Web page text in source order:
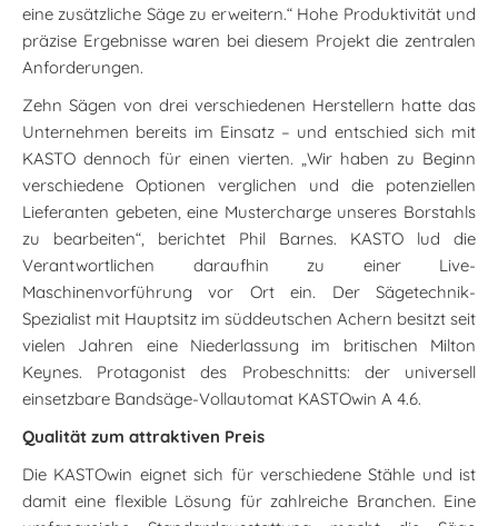
eine zusätzliche Säge zu erweitern.“ Hohe Produktivität und
präzise Ergebnisse waren bei diesem Projekt die zentralen
Anforderungen.
Zehn Sägen von drei verschiedenen Herstellern hatte das
Unternehmen bereits im Einsatz – und entschied sich mit
KASTO dennoch für einen vierten. „Wir haben zu Beginn
verschiedene Optionen verglichen und die potenziellen
Lieferanten gebeten, eine Mustercharge unseres Borstahls
zu bearbeiten“, berichtet Phil Barnes. KASTO lud die
Verantwortlichen daraufhin zu einer Live-
Maschinenvorführung vor Ort ein. Der Sägetechnik-
Spezialist mit Hauptsitz im süddeutschen Achern besitzt seit
vielen Jahren eine Niederlassung im britischen Milton
Keynes. Protagonist des Probeschnitts: der universell
einsetzbare Bandsäge-Vollautomat KASTOwin A 4.6.
Qualität zum attraktiven Preis
Die KASTOwin eignet sich für verschiedene Stähle und ist
damit eine flexible Lösung für zahlreiche Branchen. Eine